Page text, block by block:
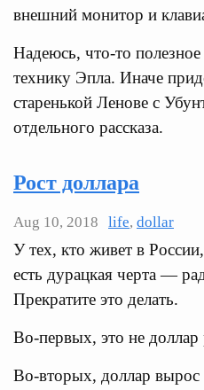
внешний монитор и
Надеюсь, что-то полезное
технику Эпла. Иначе
старенькой Ленове с
отдельного рассказа.
Рост доллара
Aug 10, 2018 life, dollar
У тех, кто живет в
есть дурацкая черта —
Прекратите это делать.
Во-первых, это не доллар
Во-вторых, доллар вырос